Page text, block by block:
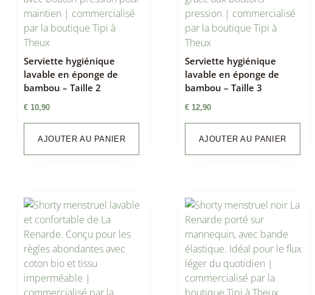
Serviette hygiénique
lavable en éponge de
bambou – Taille 2
€ 10,90
AJOUTER AU PANIER
Serviette hygiénique
lavable en éponge de
bambou – Taille 3
€12,90
AJOUTER AU PANIER